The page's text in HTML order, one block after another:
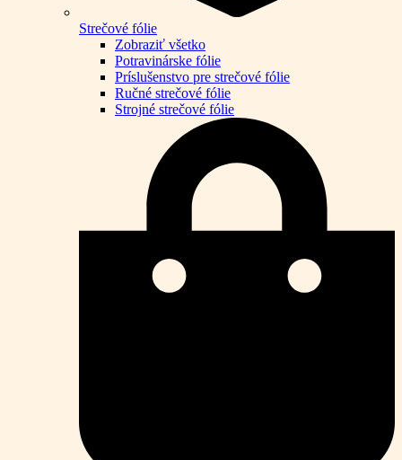
Strečové fólie
Zobraziť všetko
Potravinárske fólie
Príslušenstvo pre strečové fólie
Ručné strečové fólie
Strojné strečové fólie